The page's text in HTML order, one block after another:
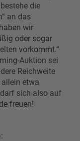
die
an das
wir
oder sogar
vorkommt.“
Auktion sei
Reichweite
etwa
sich also auf
freuen!